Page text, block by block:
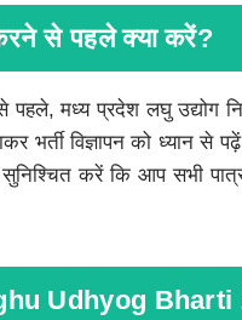
से पहले क्या करें?
मध्य प्रदेश लघु उद्योग
भर्ती विज्ञापन को ध्यान से
करें कि आप सभी
Udhyog Bharti